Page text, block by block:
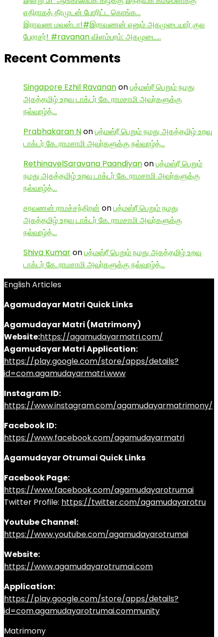
எதிராகத் தீரமுடன் போரிட்ட கொங்க…
இராவண மவன்டா!#இராவணன் எனும் அகமுடையார் குல
பேரரசர்! #ravanan விளம்பரம்: அகமுடை…
Recent Comments
Singapore Ezhil Ravananonபத்மஸ்ரீ பெறும் நமது
அகத்தமிழ் உறவு டாக்டர் கே. ராமசாமி அவர்களுக்கு
நல்வாழ்த்…
Prabhakaran Nonபத்மஸ்ரீ பெறும் நமது அகத்தமிழ் உறவு
டாக்டர் கே. ராமசாமி அவர்களுக்கு நல்வாழ்த்…
RethinavelSaravana Paandiyanonபத்மஸ்ரீ பெறும்
நமது அகத்தமிழ் உறவு டாக்டர் கே. ராமசாமி அவர்களுக்கு
நல்வாழ்த்…
சரவணன் ராமச்சந்திரன் onபத்மஸ்ரீ பெறும் நமது
அகத்தமிழ் உறவு டாக்டர் கே. ராமசாமி அவர்களுக்கு
நல்வாழ்த்…
Shiva Kumaronபத்மஸ்ரீ பெறும் நமது அகத்தமிழ் உறவு
டாக்டர் கே. ராமசாமி அவர்களுக்கு நல்வாழ்த்…
English Articles
Agamudayar Matri Quick Links
Agamudayar Matri (Matrimony)
Website:https://agamudayarmatri.com/
Agamudayar Matri Application:
https://play.google.com/store/apps/details?
id=com.agamudayarmatri.www
Instagram ID:
https://www.instagram.com/agamudayarmatrimony/
Facebook ID:
https://www.facebook.com/agamudayarmatri
Agamudayar Otrumai Quick Links
Facebook Page:
https://www.facebook.com/agamudayarotrumai
Twitter Profile: https://twitter.com/agamudayarotru
Youtube Channel:
https://www.youtube.com/agamudayarotrumai
Website:
https://www.agamudayarotrumai.com
Application:
https://play.google.com/store/apps/details?
id=com.agamudayarotrumai.community
Matrimony